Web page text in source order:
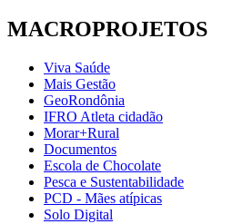
MACROPROJETOS
Viva Saúde
Mais Gestão
GeoRondônia
IFRO Atleta cidadão
Morar+Rural
Documentos
Escola de Chocolate
Pesca e Sustentabilidade
PCD - Mães atípicas
Solo Digital